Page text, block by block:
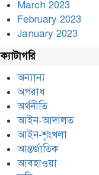
March 2023
February 2023
January 2023
ক্যাটাগরি
অন্যান্য
অপরাধ
অর্থনীতি
আইন-আদালত
আইন-শৃংখলা
আন্তর্জাতিক
আবহাওয়া